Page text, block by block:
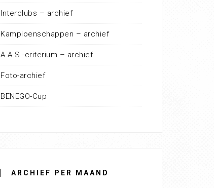
Interclubs – archief
Kampioenschappen – archief
A.A.S.-criterium – archief
Foto-archief
BENEGO-Cup
ARCHIEF PER MAAND